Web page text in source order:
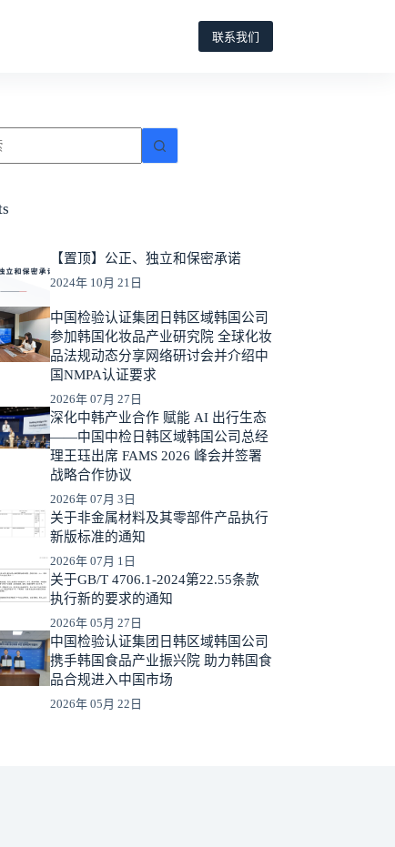
联系我们
【置顶】公正、独立和保密承诺
2024年 10月 21日
中国检验认证集团日韩区域韩国公司
参加韩国化妆品产业研究院 全球化妆
品法规动态分享网络研讨会并介绍中
国NMPA认证要求
2026年 07月 27日
深化中韩产业合作 赋能 AI 出行生态
——中国中检日韩区域韩国公司总经
理王珏出席 FAMS 2026 峰会并签署
战略合作协议
2026年 07月 3日
关于非金属材料及其零部件产品执行
新版标准的通知
2026年 07月 1日
关于GB/T 4706.1-2024第22.55条款
执行新的要求的通知
2026年 05月 27日
中国检验认证集团日韩区域韩国公司
携手韩国食品产业振兴院 助力韩国食
品合规进入中国市场
2026年 05月 22日